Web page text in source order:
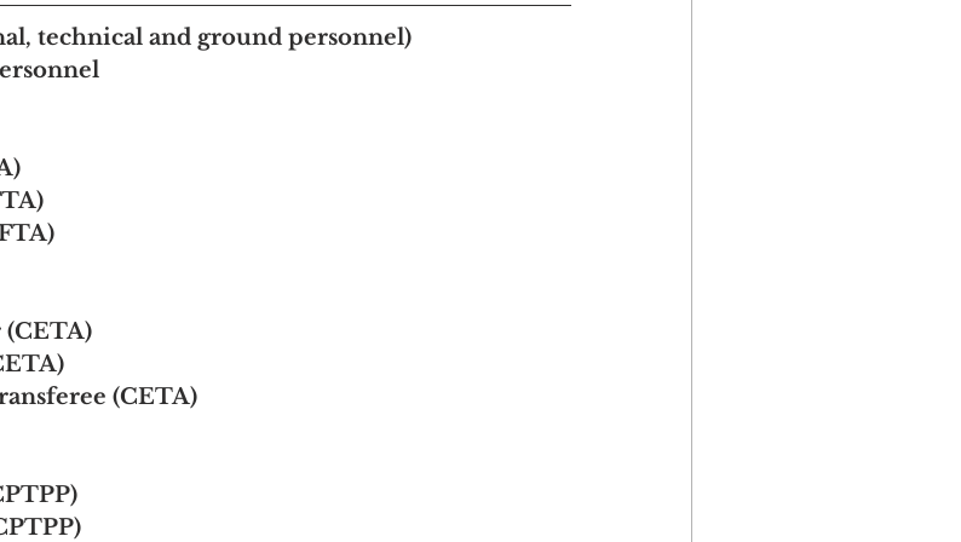
technical and ground personnel)
(CETA)